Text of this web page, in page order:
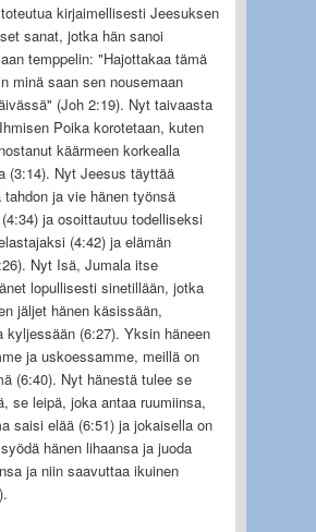
kirjaimellisesti Jeesuksen
sanat, jotka hän sanoi
temppelin: "Hajottakaa tämä
minä saan sen nousemaan
(Joh 2:19). Nyt taivaasta
Poika korotetaan, kuten
käärmeen korkealla
(3:14). Nyt Jeesus täyttää
tahdon ja vie hänen työnsä
ja osoittautuu todelliseksi
(4:42) ja elämän
Nyt Isä, Jumala itse
lopullisesti sinetillään, jotka
jäljet hänen käsissään,
kyljessään (6:27). Yksin häneen
ja uskoessamme, meillä on
(6:40). Nyt hänestä tulee se
se leipä, joka antaa ruumiinsa,
saisi elää (6:51) ja jokaisella on
hänen lihaansa ja juoda
ja niin saavuttaa ikuinen